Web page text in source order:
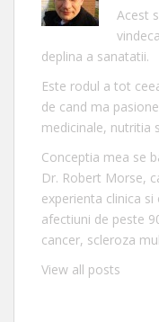
Acest
deplina a sanatatii.
Este rodul a tot
de cand ma
medicinale, nutritia
Conceptia mea se
Dr. Robert Morse,
experienta clinica
afectiuni de peste
cancer, scleroza
View all posts